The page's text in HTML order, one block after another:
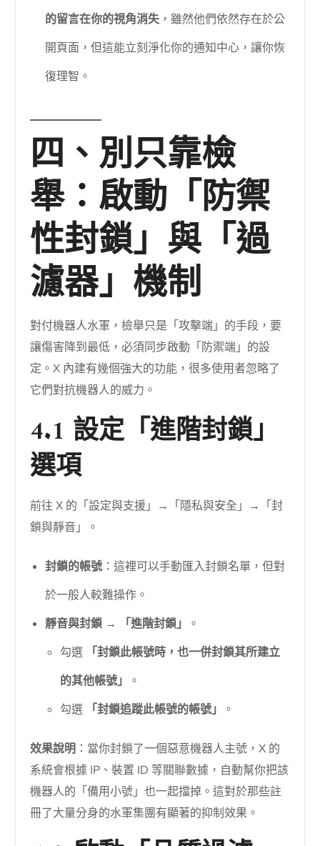
的留言在你的視角消失，雖然他們依然存在於公
開頁面，但這能立刻淨化你的通知中心，讓你恢
復理智。
四、別只靠檢
舉：啟動「防禦
性封鎖」與「過
濾器」機制
對付機器人水軍，檢舉只是「攻擊端」的手段，要
讓傷害降到最低，必須同步啟動「防禦端」的設
定。X 內建有幾個強大的功能，很多使用者忽略了
它們對抗機器人的威力。
4.1 設定「進階封鎖」
選項
前往 X 的「設定與支援」→「隱私與安全」→「封
鎖與靜音」。
封鎖的帳號 ：這裡可以手動匯入封鎖名單，但對
於一般人較難操作。
靜音與封鎖 → 「進階封鎖」
。
勾選
「封鎖此帳號時，也一併封鎖其所建立
的其他帳號」
。
勾選
「封鎖追蹤此帳號的帳號」 。
效果說明 ：當你封鎖了一個惡意機器人主號，X 的
系統會根據 IP、裝置 ID 等關聯數據，自動幫你把該
機器人的「備用小號」也一起擋掉。這對於那些註
冊了大量分身的水軍集團有顯著的抑制效果。